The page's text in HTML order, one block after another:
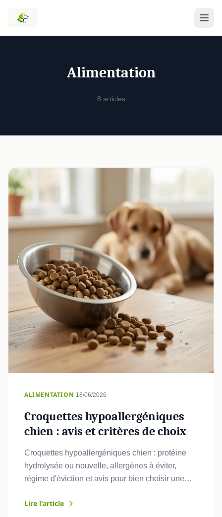
Alimentation
8 articles
ALIMENTATION·18/06/2026
Croquettes hypoallergéniques
chien : avis et critères de choix
Croquettes hypoallergéniques chien : protéine
hydrolysée ou nouvelle, allergènes à éviter,
régime d'éviction et avis pour bien choisir une
Lire l'article